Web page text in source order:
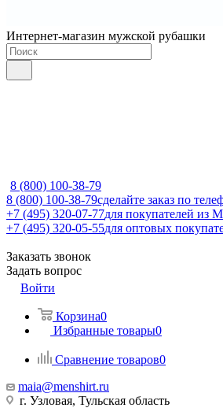
Интернет-магазин мужской рубашки
8 (800) 100-38-79
8 (800) 100-38-79сделайте заказ по
+7 (495) 320-07-77для покупателей из
+7 (495) 320-05-55для оптовых
Заказать звонок
Задать вопрос
Войти
Корзина0
Избранные товары0
Сравнение товаров0
maia@menshirt.ru
г. Узловая, Тульская область